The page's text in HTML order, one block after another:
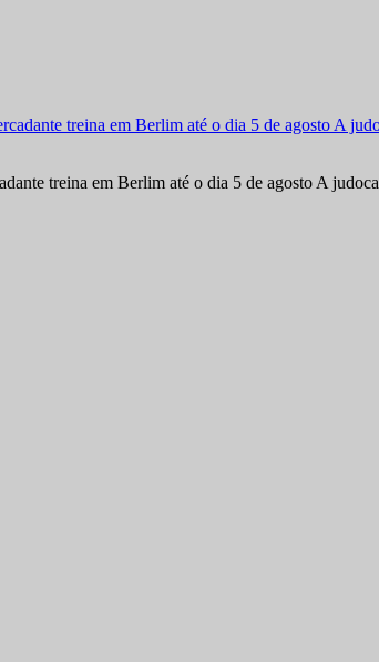
treina em Berlim até o dia 5 de agosto A